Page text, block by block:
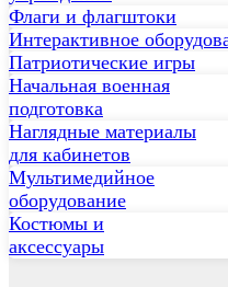
Флаги и флагштоки
Интерактивное
Патриотические игры
Начальная военная
подготовка
Наглядные материалы
для кабинетов
Мультимедийное
оборудование
Костюмы и
аксессуары